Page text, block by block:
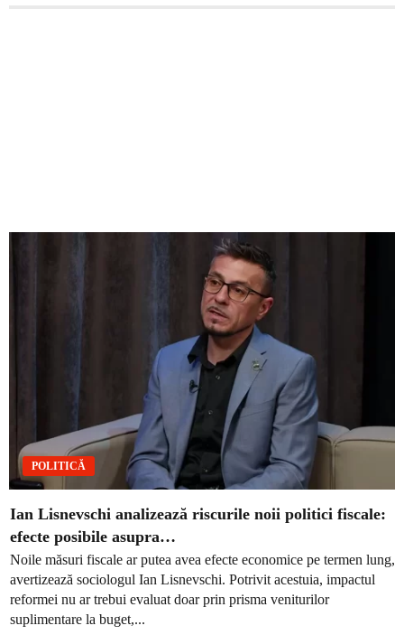
POLITICĂ
Ian Lisnevschi analizează riscurile noii politici fiscale:
efecte posibile asupra…
Noile măsuri fiscale ar putea avea efecte economice pe termen lung,
avertizează sociologul Ian Lisnevschi. Potrivit acestuia, impactul
reformei nu ar trebui evaluat doar prin prisma veniturilor
suplimentare la buget,...